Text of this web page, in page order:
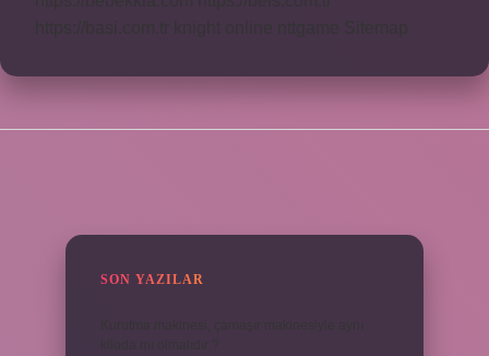
SON YAZILAR